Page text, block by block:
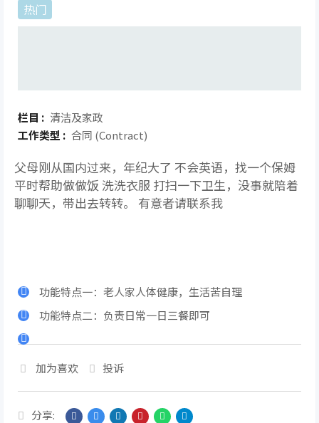
热门
栏目 : 清洁及家政
工作类型 : 合同 (Contract)
父母刚从国内过来，年纪大了 不会英语，找一个保姆
平时帮助做做饭 洗洗衣服 打扫一下卫生，没事就陪着
聊聊天，带出去转转。 有意者请联系我
功能特点一：老人家人体健康，生活苦自理
功能特点二：负责日常一日三餐即可
加为喜欢 投诉
分享: